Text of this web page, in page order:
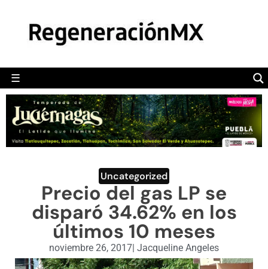
☰
POLÍTICA
CAMALEÓN
OPINIÓN
DEPORTES
ENGLISH SECTION
VIDEOS
Uncategorized
Precio del gas LP se
disparó 34.62% en los
últimos 10 meses
noviembre 26, 2017| Jacqueline Angeles